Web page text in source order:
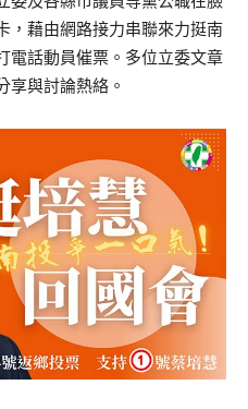
，藉由網路接力串聯來力挺南
電話動員催票。多位立委文章
享與討論熱絡。